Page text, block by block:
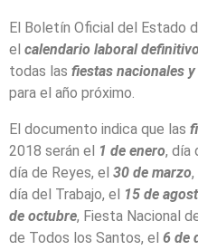
El Boletín Oficial del Estado
el calendario laboral
todas las fiestas nacionales
para el año próximo.
El documento indica que las
2018 serán el 1 de enero, día
día de Reyes, el 30 de marzo
día del Trabajo, el 15 de
de octubre, Fiesta Nacional
de Todos los Santos, el 6 de